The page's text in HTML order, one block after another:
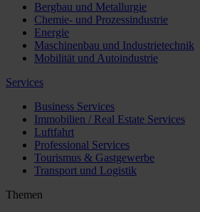
Bergbau und Metallurgie
Chemie- und Prozessindustrie
Energie
Maschinenbau und Industrietechnik
Mobilität und Autoindustrie
Services
Business Services
Immobilien / Real Estate Services
Luftfahrt
Professional Services
Tourismus & Gastgewerbe
Transport und Logistik
Themen